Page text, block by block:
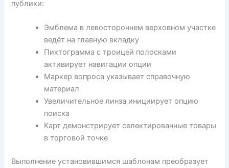
публики:
Эмблема в левостороннем верховном участке
ведёт на главную вкладку
Пиктограмма с троицей полосками
активирует навигации опции
Маркер вопроса указывает справочную
материал
Увеличительное линза инициирует опцию
поиска
Карт демонстрирует селектированные товары
в торговой точке
Выполнение установившимся шаблонам преобразует